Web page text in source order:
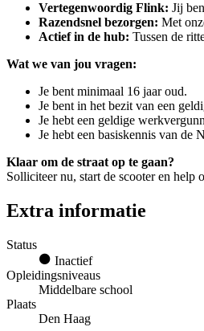
Vertegenwoordig Flink: Jij
Razendsnel bezorgen: Met
Actief in de hub: Tussen de
Wat we van jou vragen:
Je bent minimaal 16 jaar oud.
Je bent in het bezit van een
Je hebt een geldige
Je hebt een basiskennis van de
Klaar om de straat op te gaan?
Solliciteer nu, start de scooter en help
Extra informatie
Status
Inactief
Opleidingsniveaus
Middelbare school
Plaats
Den Haag